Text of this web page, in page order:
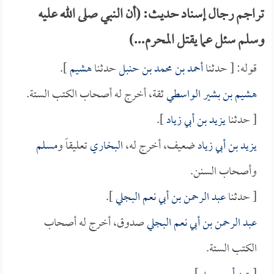
تراجم رجال إسناد حديث: (أن النبي صلى الله عليه
وسلم سئل عما يقتل المحرم...)
قوله: [ حدثناأحمد بن محمد بن حنبلحدثناهشيم].
هشيم بن بشير الواسطيثقة، أخرج له أصحاب الكتب الستة.
[ حدثنايزيد بن أبي زياد].
يزيد بن أبي زيادضعيف، أخرج له،البخاريتعليقاً ومسلم
وأصحاب السنن.
[ حدثناعبد الرحمن بن أبي نعم البجلي].
عبد الرحمن بن أبي نعم البجليصدوق، أخرج له أصحاب
الكتب الستة.